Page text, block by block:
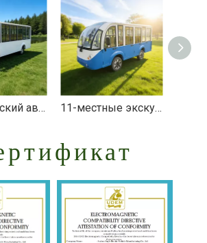
Электрический автобус индивидуальной конструкции для парка развлечений - EG6158KF 11-местные экскурсионные маршрутные автобусы — EG6118KBF